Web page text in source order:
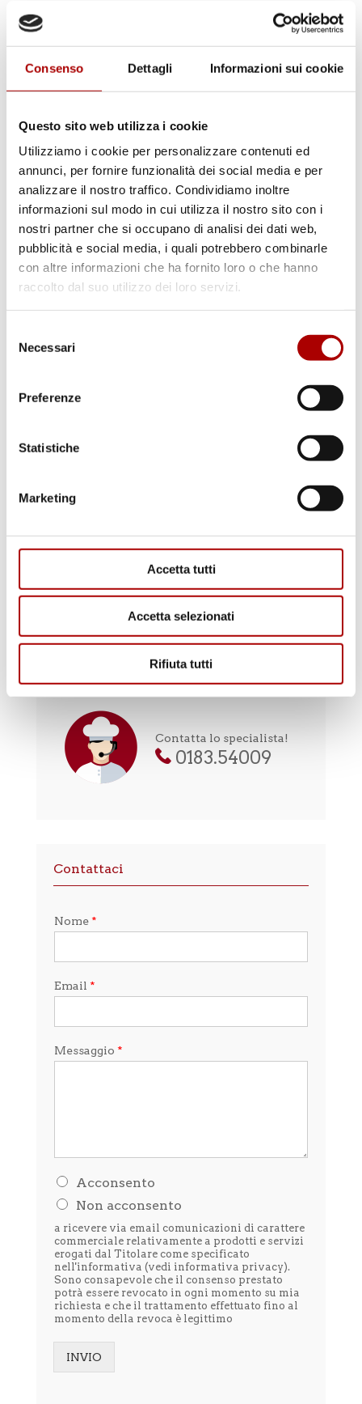
Consenso Dettagli Informazioni sui cookie
Questo sito web utilizza i cookie
Utilizziamo i cookie per personalizzare contenuti ed
annunci, per fornire funzionalità dei social media e per
analizzare il nostro traffico. Condividiamo inoltre
informazioni sul modo in cui utilizza il nostro sito con i
nostri partner che si occupano di analisi dei dati web,
pubblicità e social media, i quali potrebbero combinarle
con altre informazioni che ha fornito loro o che hanno
raccolto dal suo utilizzo dei loro servizi.
delNecessari
Preferenze
Statistiche
Marketing
Accetta tutti
Accetta selezionati
Rifiuta tutti
Scheda prodotto
SALAME GENTILE
Il macellaio risponde
Contatta lo specialista!
0183.54009
Contattaci
Nome *
Email *
Messaggio *
H
l
e
t
t
o
l
i
n
f
r
Acconsento
Non acconsento
a ricevere via email comunicazioni di carattere
commerciale relativamente a prodotti e servizi
erogati dal Titolare come specificato
nell'informativa (vedi informativa privacy).
Sono consapevole che il consenso prestato
potrà essere revocato in ogni momento su mia
richiesta e che il trattamento effettuato fino al
momento della revoca è legittimo
INVIO